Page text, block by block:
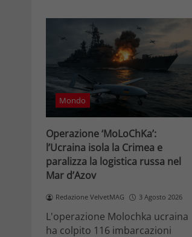
Mondo
Operazione ‘MoLoChKa’:
l’Ucraina isola la Crimea e
paralizza la logistica russa nel
Mar d’Azov
Redazione VelvetMAG 3 Agosto 2026
L'operazione Molochka ucraina
ha colpito 116 imbarcazioni